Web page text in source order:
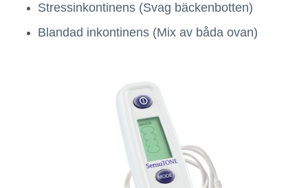
Stressinkontinens (Svag bäckenbotten)
Blandad inkontinens (Mix av båda ovan)